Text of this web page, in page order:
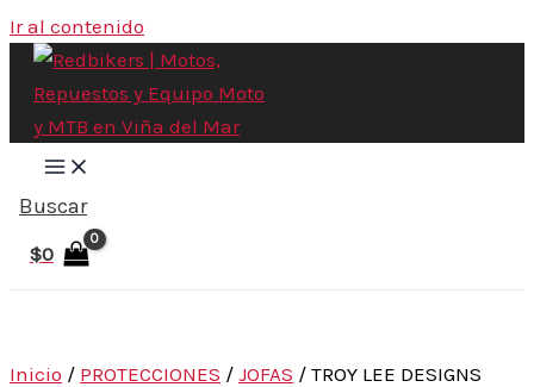
Ir al contenido
Buscar
$0
Inicio / PROTECCIONES / JOFAS / TROY LEE DESIGNS